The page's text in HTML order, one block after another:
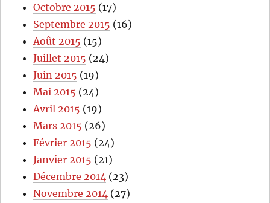
Octobre 2015 (17)
Septembre 2015 (16)
Août 2015 (15)
Juillet 2015 (24)
Juin 2015 (19)
Mai 2015 (24)
Avril 2015 (19)
Mars 2015 (26)
Février 2015 (24)
Janvier 2015 (21)
Décembre 2014 (23)
Novembre 2014 (27)